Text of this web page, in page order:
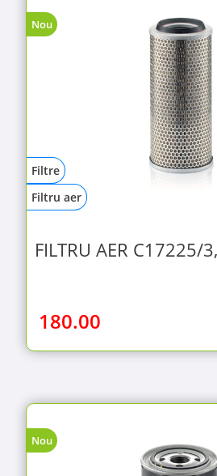
Nou
Filtre
Filtru aer
FILTRU AER C17225/
180.00
Nou